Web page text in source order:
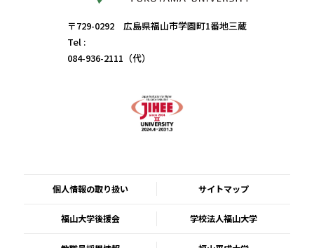
〒729-0292 広島県福山市学園町1番地三蔵
Tel :
084-936-2111（代）
個人情報の取り扱い サイトマップ
福山大学後援会 学校法人福山大学